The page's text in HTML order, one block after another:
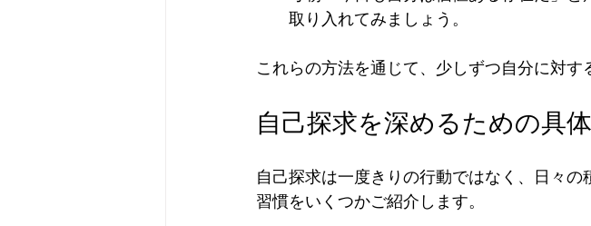
取り入れてみましょう。
これらの方法を通じて、少しずつ自分に対す
自己探求を深めるための具
自己探求は一度きりの行動ではなく、日々
習慣をいくつかご紹介します。